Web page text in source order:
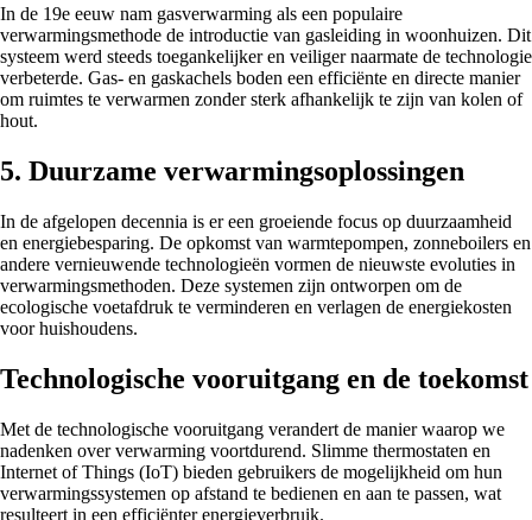
In de 19e eeuw nam gasverwarming als een populaire
verwarmingsmethode de introductie van gasleiding in woonhuizen. Dit
systeem werd steeds toegankelijker en veiliger naarmate de technologie
verbeterde. Gas- en gaskachels boden een efficiënte en directe manier
om ruimtes te verwarmen zonder sterk afhankelijk te zijn van kolen of
hout.
5. Duurzame verwarmingsoplossingen
In de afgelopen decennia is er een groeiende focus op duurzaamheid
en energiebesparing. De opkomst van warmtepompen, zonneboilers en
andere vernieuwende technologieën vormen de nieuwste evoluties in
verwarmingsmethoden. Deze systemen zijn ontworpen om de
ecologische voetafdruk te verminderen en verlagen de energiekosten
voor huishoudens.
Technologische vooruitgang en de toekomst
Met de technologische vooruitgang verandert de manier waarop we
nadenken over verwarming voortdurend. Slimme thermostaten en
Internet of Things (IoT) bieden gebruikers de mogelijkheid om hun
verwarmingssystemen op afstand te bedienen en aan te passen, wat
resulteert in een efficiënter energieverbruik.